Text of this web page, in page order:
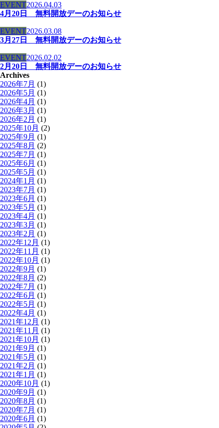
EVENT2026.04.03
4月20日 無料開放デーのお知らせ
EVENT2026.03.08
3月27日 無料開放デーのお知らせ
EVENT2026.02.02
2月20日 無料開放デーのお知らせ
Archives
2026年7月 (1)
2026年5月 (1)
2026年4月 (1)
2026年3月 (1)
2026年2月 (1)
2025年10月 (2)
2025年9月 (1)
2025年8月 (2)
2025年7月 (1)
2025年6月 (1)
2025年5月 (1)
2024年1月 (1)
2023年7月 (1)
2023年6月 (1)
2023年5月 (1)
2023年4月 (1)
2023年3月 (1)
2023年2月 (1)
2022年12月 (1)
2022年11月 (1)
2022年10月 (1)
2022年9月 (1)
2022年8月 (2)
2022年7月 (1)
2022年6月 (1)
2022年5月 (1)
2022年4月 (1)
2021年12月 (1)
2021年11月 (1)
2021年10月 (1)
2021年9月 (1)
2021年5月 (1)
2021年2月 (1)
2021年1月 (1)
2020年10月 (1)
2020年9月 (1)
2020年8月 (1)
2020年7月 (1)
2020年6月 (1)